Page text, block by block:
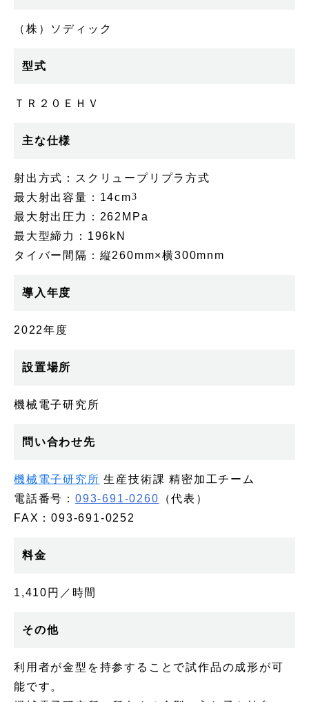
（株）ソディック
型式
ＴＲ２０ＥＨＶ
主な仕様
射出方式：スクリュープリプラ方式
最大射出容量：14cm3
最大射出圧力：262MPa
最大型締力：196kN
タイバー間隔：縦260mm×横300mnm
導入年度
2022年度
設置場所
機械電子研究所
問い合わせ先
機械電子研究所 生産技術課 精密加工チーム
電話番号： 093-691-0260 （代表）
FAX：093-691-0252
料金
1,410円／時間
その他
利用者が金型を持参することで試作品の成形が可
能です。